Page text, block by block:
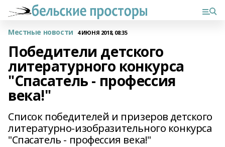
Местные новости 4 ИЮНЯ 2018, 08:35
Победители детского
литературного конкурса
"Спасатель - профессия
века!"
Список победителей и призеров детского
литературно-изобразительного конкурса
"Спасатель - профессия века!"